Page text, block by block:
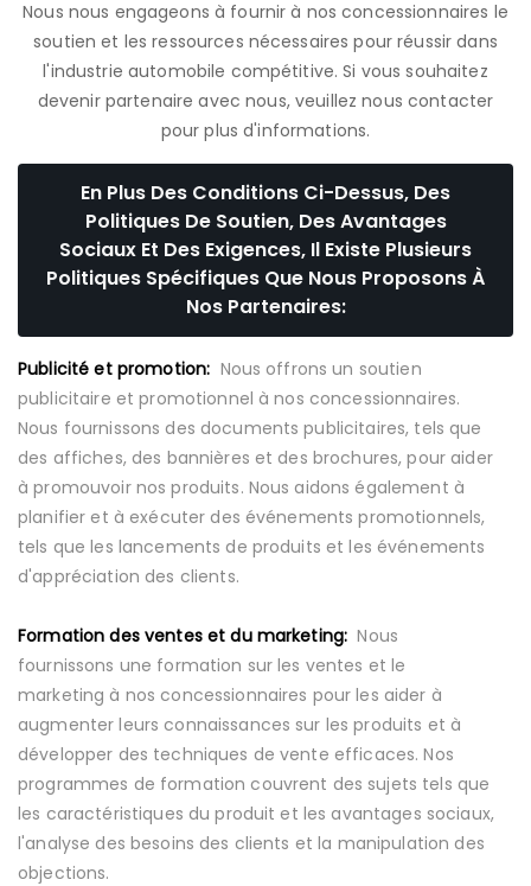
Nous nous engageons à fournir à nos concessionnaires le
soutien et les ressources nécessaires pour réussir dans
l'industrie automobile compétitive. Si vous souhaitez
devenir partenaire avec nous, veuillez nous contacter
pour plus d'informations.
En Plus Des Conditions Ci-Dessus, Des
Politiques De Soutien, Des Avantages
Sociaux Et Des Exigences, Il Existe Plusieurs
Politiques Spécifiques Que Nous Proposons À
Nos Partenaires:
Publicité et promotion: Nous offrons un soutien
publicitaire et promotionnel à nos concessionnaires.
Nous fournissons des documents publicitaires, tels que
des affiches, des bannières et des brochures, pour aider
à promouvoir nos produits. Nous aidons également à
planifier et à exécuter des événements promotionnels,
tels que les lancements de produits et les événements
d'appréciation des clients.
Formation des ventes et du marketing: Nous
fournissons une formation sur les ventes et le
marketing à nos concessionnaires pour les aider à
augmenter leurs connaissances sur les produits et à
développer des techniques de vente efficaces. Nos
programmes de formation couvrent des sujets tels que
les caractéristiques du produit et les avantages sociaux,
l'analyse des besoins des clients et la manipulation des
objections.